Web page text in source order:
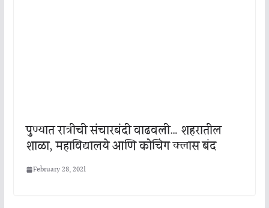
पुण्यात रात्रीची संचारबंदी वाढवली… शहरातील
शाळा, महाविद्यालये आणि कोचिंग क्लास बंद
February 28, 2021